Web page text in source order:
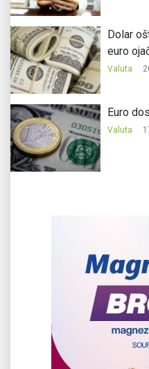
Dolar
euro
Valuta
Еuro
Valuta